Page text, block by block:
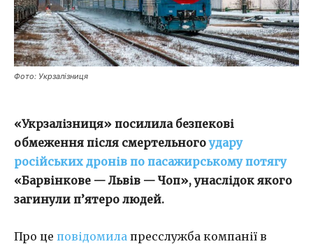
Фото: Укрзалізниця
«Укрзалізниця» посилила безпекові
обмеження після смертельногоудару
російських дронів по пасажирському потягу
«Барвінкове — Львів — Чоп», унаслідок якого
загинули п’ятеро людей.
Про це повідомила пресслужба компанії в